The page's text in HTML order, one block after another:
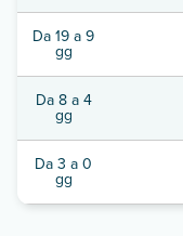
Da 19 a 9
gg
Da 8 a 4
gg
Da 3 a 0
gg